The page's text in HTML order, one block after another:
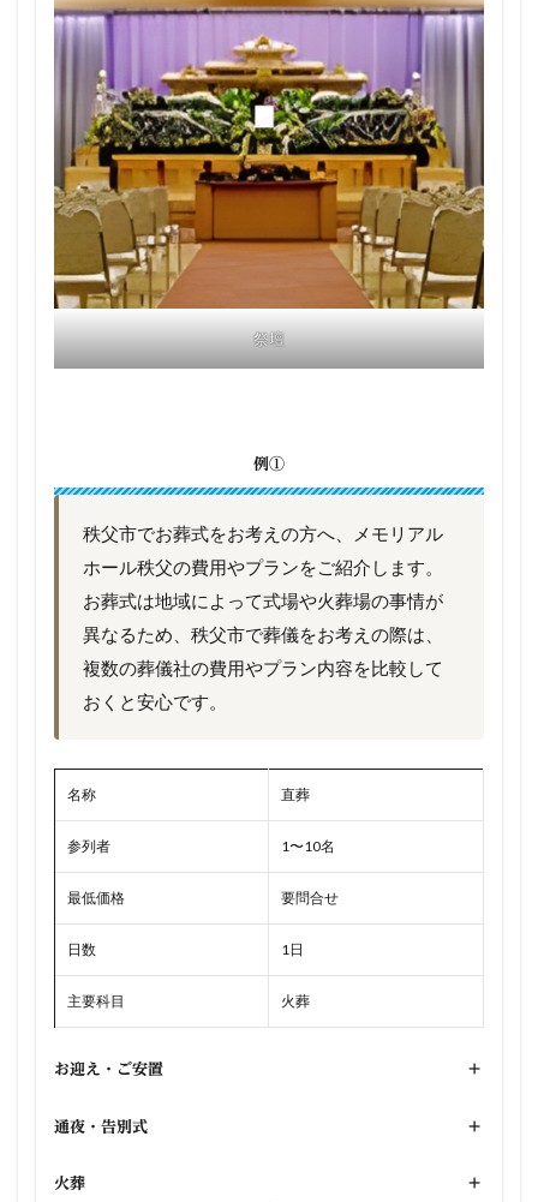
祭壇
例①
秩父市でお葬式をお考えの方へ、メモリアル
ホール秩父の費用やプランをご紹介します。
お葬式は地域によって式場や火葬場の事情が
異なるため、秩父市で葬儀をお考えの際は、
複数の葬儀社の費用やプラン内容を比較して
おくと安心です。
名称 直葬
参列者 1〜10名
最低価格 要問合せ
日数 1日
主要科目 火葬
お迎え・ご安置 +
通夜・告別式 +
火葬
+